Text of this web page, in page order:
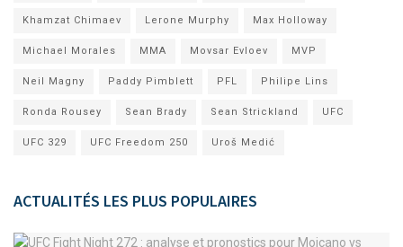
Khamzat Chimaev Lerone Murphy Max Holloway
Michael Morales MMA Movsar Evloev MVP
Neil Magny Paddy Pimblett PFL Philipe Lins
Ronda Rousey Sean Brady Sean Strickland UFC
UFC 329 UFC Freedom 250 Uroš Medić
ACTUALITÉS LES PLUS POPULAIRES